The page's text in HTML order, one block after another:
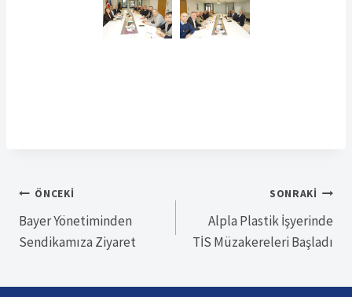
Yazı
gezinmesi
ÖNCEKI
Bayer Yönetiminden
Sendikamıza Ziyaret
SONRAKI
Alpla Plastik İşyerinde
TİS Müzakereleri Başladı